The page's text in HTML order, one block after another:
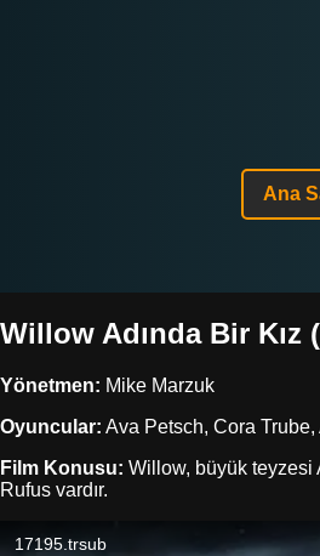
Ana
Willow Adında Bir Kız
Yönetmen: Mike Marzuk
Oyuncular: Ava Petsch, Cora
Film Konusu: Willow, büyük teyzesi
Rufus vardır.